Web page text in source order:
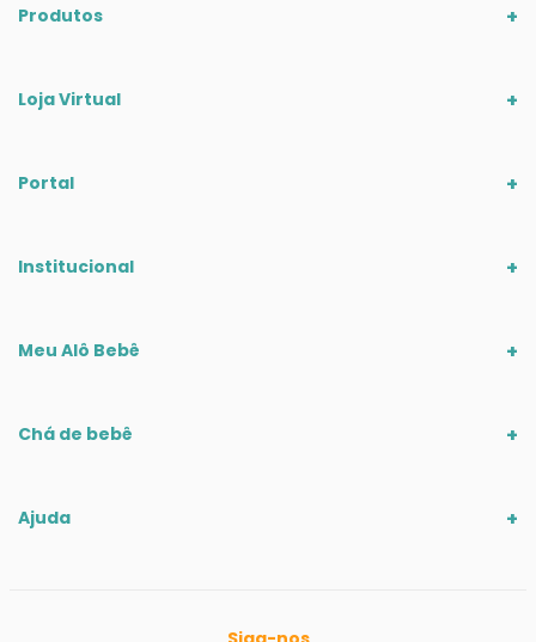
Produtos
Loja Virtual
Portal
Institucional
Meu Alô Bebê
Chá de bebê
Ajuda